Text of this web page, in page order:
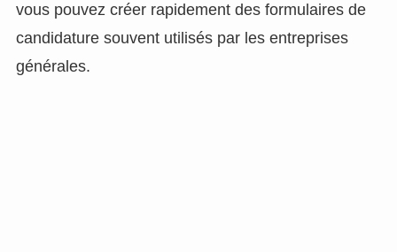
vous pouvez créer rapidement des formulaires de
candidature souvent utilisés par les entreprises
générales.